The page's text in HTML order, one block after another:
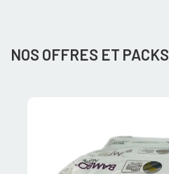
NOS OFFRES ET PACKS